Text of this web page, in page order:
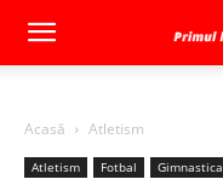
Acasă Atletism
Atletism Fotbal Gimnastica